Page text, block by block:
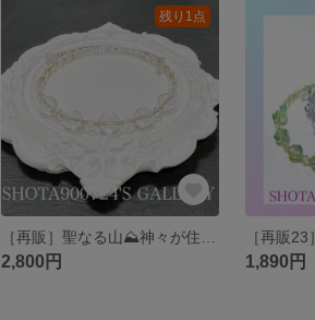
残り1点
2,800円 1,890円